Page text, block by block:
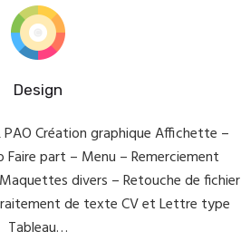
Design
PAO Création graphique Affichette –
part – Menu – Remerciement
divers – Retouche de fichier
de texte CV et Lettre type
Tableau…